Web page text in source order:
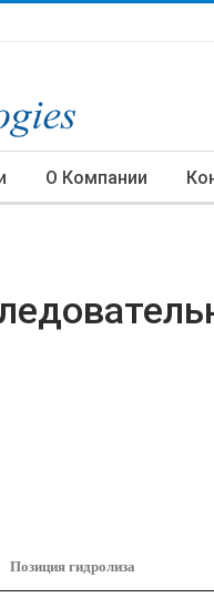
О Компании
Позиция гидролиза